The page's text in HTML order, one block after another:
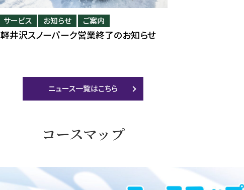
サービス お知らせ ご案内
軽井沢スノーパーク営業終了のお知らせ
サービス お知らせ ご案内
軽井沢スノーパーク営業終了のお知らせ
サービス お知らせ ご案内
軽井沢スノーパーク営業終了のお知らせ
サービス お知らせ ご案内
軽井沢スノーパーク営業終了のお知らせ
ニュース一覧はこちら
コースマップ